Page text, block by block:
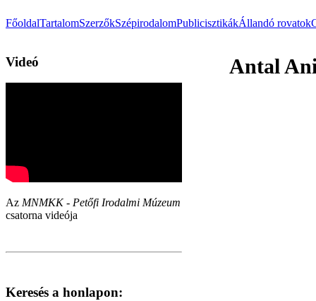
FőoldalTartalomSzerzőkSzépirodalomPublicisztikákÁllandó rovatok
Videó
Az MNMKK - Petőfi Irodalmi Múzeum
csatorna videója
Keresés a honlapon:
Antal